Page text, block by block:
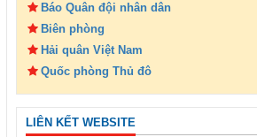
Báo Quân đội nhân dân
Biên phòng
Hải quân Việt Nam
Quốc phòng Thủ đô
LIÊN KẾT WEBSITE